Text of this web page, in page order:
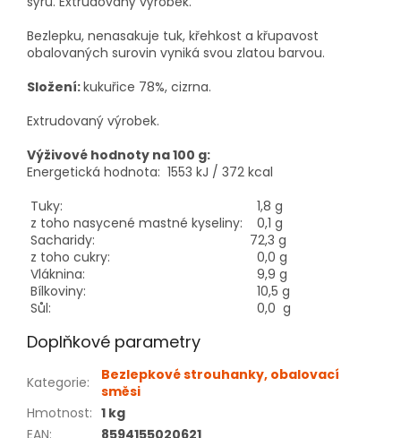
Bezlepku, nenasakuje tuk, křehkost a křupavost
obalovaných surovin vyniká svou zlatou barvou.
Složení:kukuřice 78%, cizrna.
Extrudovaný výrobek.
Výživové hodnoty na 100 g:
Energetická hodnota: 1553 kJ / 372 kcal
Tuky:
1,8 g
z toho nasycené mastné kyseliny:
0,1 g
Sacharidy:
72,3 g
z toho cukry:
0,0 g
Vláknina:
9,9 g
Bílkoviny:
10,5 g
Sůl:
0,0 g
Doplňkové parametry
Kategorie:
Bezlepkové strouhanky, obalovací
směsi
Hmotnost: 1 kg